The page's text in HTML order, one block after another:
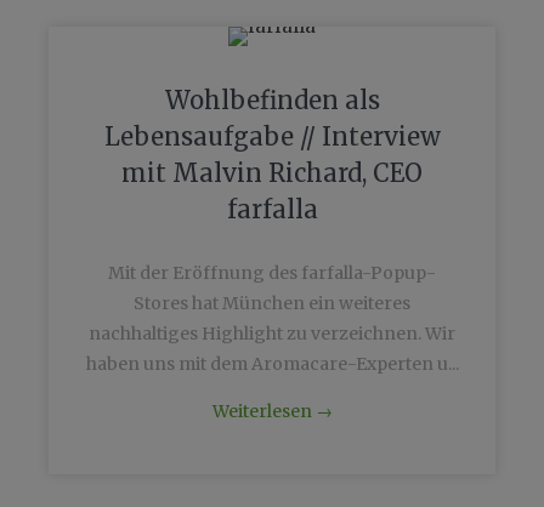
Wohlbefinden als
Lebensaufgabe // Interview
mit Malvin Richard, CEO
farfalla
Mit der Eröffnung des farfalla-Popup-
Stores hat München ein weiteres
nachhaltiges Highlight zu verzeichnen. Wir
haben uns mit dem Aromacare-Experten u...
Weiterlesen →